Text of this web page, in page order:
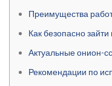
Преимущества
Как безопасно зайти
Актуальные онион-
Рекомендации по